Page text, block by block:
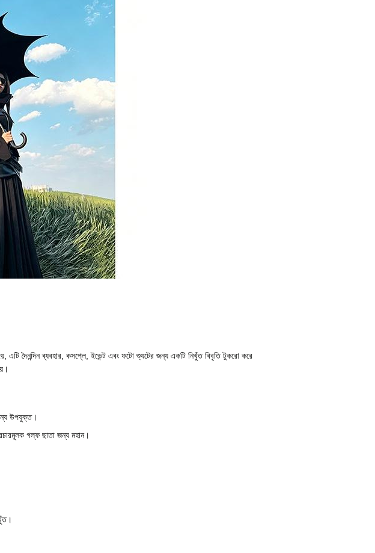
এটি দৈনন্দিন ব্যবহার, কসপ্লে, ইভেন্ট এবং ফটো শ্যুটের জন্য একটি নিখুঁত বিবৃতি টুকরো করে
উপযুক্ত।
গল্ফ ছাতা জন্য মহান।